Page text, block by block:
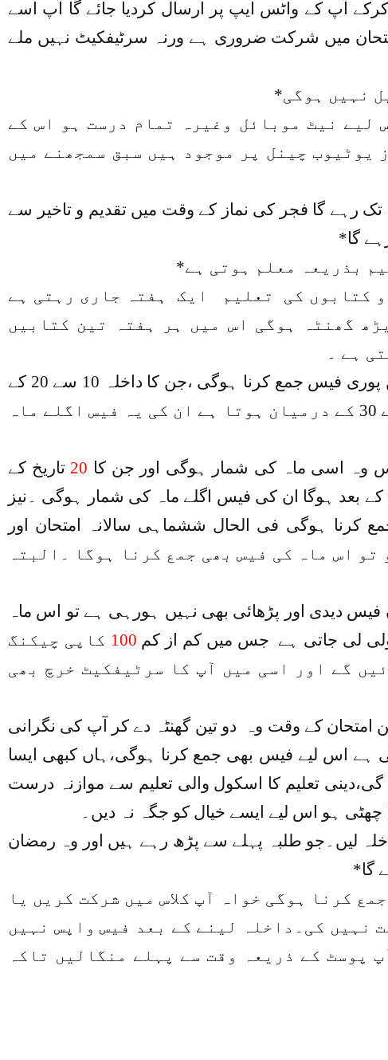
آپ کے واٹس ایپ پر ارسال کردیا جائے گا آپ اسے
میں شرکت ضروری ہے ورنہ سرٹیفکیٹ نہیں ملے
نہیں ہوگی*
لیے نیٹ موبائل وغیرہ تمام درست ہو اس کے
یوٹیوب چینل پر موجود ہیں سبق سمجھنے میں
کا وقت صبح فجر بعد سے 8 بجے سے پہلے تک رہے گا فجر کی نماز کے وقت میں تقدیم و تاخیر سے
گا*
بذریعہ معلم ہوتی ہے*
پڑھائی جاتی ہیں دو کتابوں کی تعلیم ایک ہفتہ جاری رہتی ہے
گھنٹہ ہوگی اس میں ہر ہفتہ تین کتابیں
ہے ۔
..جن کا داخلہ 1 تاریخ سے 10 تاریخ کے درمیان ہوتا ہے تو آئندہ ماہ انہیں پوری فیس جمع کرنا ہوگی ،جن کا داخلہ 10 سے 20 کے
درمیان ہوتا ہے انہیں آئندہ ماہ آدھی فیس دینا ہوگی اور جن کا داخلہ 20 سے 30 کے درمیان ہوتا ہے ان کی یہ فیس اگلے ماہ
وہ اسی ماہ کی شمار ہوگی اور جن کا 20 تاریخ کے
کے بعد ہوگا ان کی فیس اگلے ماہ کی شمار ہوگی ۔ نیز
کرنا ہوگی فی الحال ششماہی سالانہ امتحان اور
اس ماہ کی فیس بھی جمع کرنا ہوگا ۔البتہ
دیدی اور پڑھائی بھی نہیں ہورہی ہے تو اس ماہ
لی جاتی ہے جس میں کم از کم 100 کاپی چیکنگ
گے اور اسی میں آپ کا سرٹیفکیٹ خرچ بھی
امتحان کے وقت وہ دو تین گھنٹہ دے کر آپ کی نگرانی
ہے اس لیے فیس بھی جمع کرنا ہوگی،ہاں کبھی ایسا
تعلیم کا اسکول والی تعلیم سے موازنہ درست
ہو اس لیے ایسے خیال کو جگہ نہ دیں۔
لیں۔جو طلبہ پہلے سے پڑھ رہے ہیں اور وہ رمضان
گا*
کرنا ہوگی خواہ آپ کلاس میں شرکت کریں یا
نہیں کی۔داخلہ لینے کے بعد فیس واپس نہیں
پوسٹ کے ذریعہ وقت سے پہلے منگالیں تاکہ